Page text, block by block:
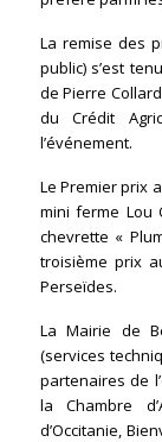
La remise des
public) s’est
de Pierre
du Crédit
l’événement.
Le Premier prix
mini ferme Lou
chevrette «
troisième prix
Perseïdes.
La Mairie de
(services
partenaires de
la Chambre
d’Occitanie,